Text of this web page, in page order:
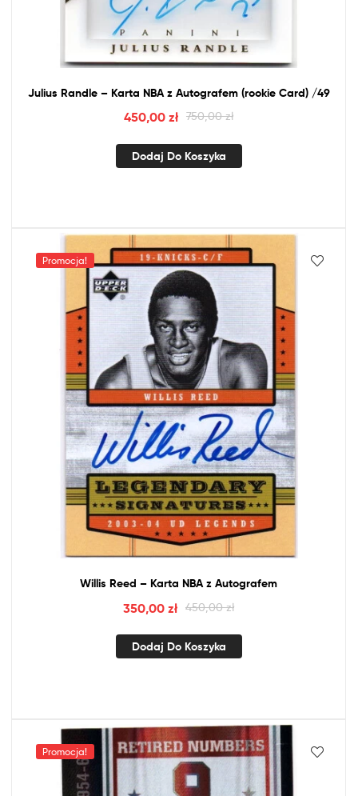
Julius Randle – Karta NBA zAutografem (rookie Card) /49
750,00zł
450,00zł
Dodaj Do Koszyka
Promocja!
Willis Reed – Karta NBA z Autografem
450,00zł
350,00zł
Dodaj Do Koszyka
Promocja!